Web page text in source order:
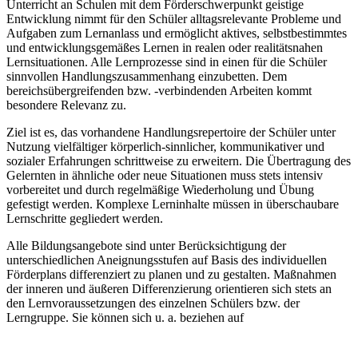
Unterricht an Schulen mit dem Förderschwerpunkt geistige
Entwicklung nimmt für den Schüler alltagsrelevante Probleme und
Aufgaben zum Lernanlass und ermöglicht aktives, selbstbestimmtes
und entwicklungsgemäßes Lernen in realen oder realitätsnahen
Lernsituationen. Alle Lernprozesse sind in einen für die Schüler
sinnvollen Handlungszusammenhang einzubetten. Dem
bereichsübergreifenden bzw. -verbindenden Arbeiten kommt
besondere Relevanz zu.
Ziel ist es, das vorhandene Handlungsrepertoire der Schüler unter
Nutzung vielfältiger körperlich-sinnlicher, kommunikativer und
sozialer Erfahrungen schrittweise zu erweitern. Die Übertragung des
Gelernten in ähnliche oder neue Situationen muss stets intensiv
vorbereitet und durch regelmäßige Wiederholung und Übung
gefestigt werden. Komplexe Lerninhalte müssen in überschaubare
Lernschritte gegliedert werden.
Alle Bildungsangebote sind unter Berücksichtigung der
unterschiedlichen Aneignungsstufen auf Basis des individuellen
Förderplans differenziert zu planen und zu gestalten. Maßnahmen
der inneren und äußeren Differenzierung orientieren sich stets an
den Lernvoraussetzungen des einzelnen Schülers bzw. der
Lerngruppe. Sie können sich u. a. beziehen auf